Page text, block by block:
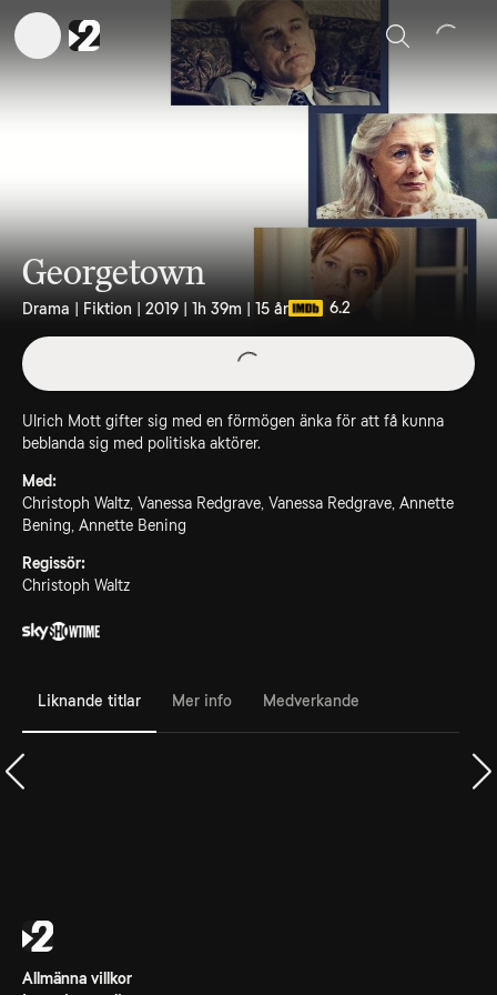
Sök
Georgetown
Drama | Fiktion | 2019 | 1h 39m | 15 år 6.2
Ulrich Mott gifter sig med en förmögen änka för att få kunna
beblanda sig med politiska aktörer.
Med:
Christoph Waltz, Vanessa Redgrave, Vanessa Redgrave, Annette
Bening, Annette Bening
Regissör:
Christoph Waltz
Liknande titlar Mer info Medverkande
Allmänna villkor